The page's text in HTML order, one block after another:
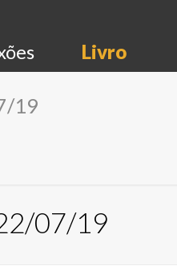
Livro
19
07/19